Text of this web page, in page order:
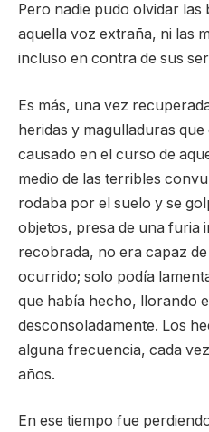
Pero nadie pudo olvidar las
aquella voz extraña, ni las
incluso en contra de sus
Es más, una vez
heridas y magulladuras que
causado en el curso de
medio de las terribles
rodaba por el suelo y se
objetos, presa de una furia
recobrada, no era capaz
ocurrido; solo podía
que había hecho, llorando
desconsoladamente. Los
alguna frecuencia, cada
años.
En ese tiempo fue